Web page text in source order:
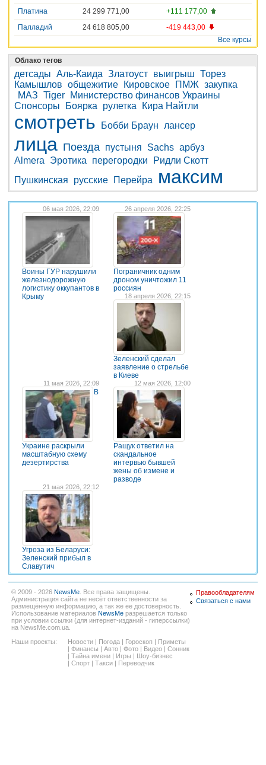
Платина
24 299 771,00
+111 177,00
Палладий
24 618 805,00
-419 443,00
Все курсы
Облако тегов
детсады Аль-Каида Златоуст выигрыш Торез
Камышлов общежитие Кировское ПМЖ закупка
МАЗ Tiger
Министерство финансов Украины
Спонсоры
Боярка рулетка Кира Найтли
смотреть Бобби Браун лансер
лица Поезда пустыня Sachs арбуз
Almera
Эротика перегородки
Ридли Скотт
Пушкинская
русские Перейра максим
06 мая 2026, 22:09
Воины ГУР нарушили
железнодорожную
логистику оккупантов в
Крыму
26 апреля 2026, 22:25
Пограничник одним
дроном уничтожил 11
россиян
18 апреля 2026, 22:15
Зеленский сделал
заявление о стрельбе
в Киеве
11 мая 2026, 22:09
В
Украине раскрыли
масштабную схему
дезертирства
12 мая 2026, 12:00
Ращук ответил на
скандальное
интервью бывшей
жены об измене и
разводе
21 мая 2026, 22:12
Угроза из Беларуси:
Зеленский прибыл в
Славутич
© 2009 - 2026 NewsMe . Все права защищены.
Администрация сайта не несёт ответственности за
размещённую информацию, а так же ее достоверность.
Использование материалов NewsMe разрешается только
при условии ссылки (для интернет-изданий - гиперссылки)
на NewsMe.com.ua.
Наши проекты:
Новости | Погода | Гороскоп | Приметы
| Финансы | Авто | Фото | Видео | Сонник
| Тайна имени | Игры | Шоу-бизнес
| Спорт | Такси | Переводчик
Правообладателям
Связаться с нами